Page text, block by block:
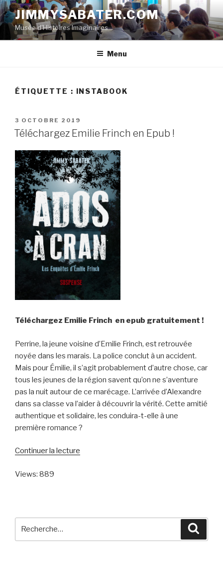
Aller
au
contenu
principal
JIMMYSABATER.COM
Musée d'Histoires Imaginaires
Menu
ÉTIQUETTE : INSTABOOK
PUBLIÉ
LE
3 OCTOBRE 2019
Téléchargez Emilie Frinch en Epub !
Téléchargez Emilie Frinch en epub gratuitement !
Perrine, la jeune voisine d’Emilie Frinch, est retrouvée
noyée dans les marais. La police conclut à un accident.
Mais pour Émilie, il s’agit probablement d’autre chose, car
tous les jeunes de la région savent qu’on ne s’aventure
pas la nuit autour de ce marécage. L’arrivée d’Alexandre
dans sa classe va l’aider à découvrir la vérité. Cette amitié
authentique et solidaire, les conduira-t-elle à une
première romance ?
Continuer la lecture
Views: 889